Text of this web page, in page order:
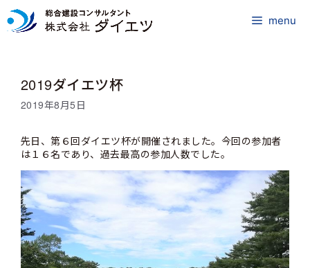
コ
ン
menu
2019ダイエツ杯
2019年8月5日
先日、第６回ダイエツ杯が開催されました。今回の参加者
は１６名であり、過去最高の参加人数でした。